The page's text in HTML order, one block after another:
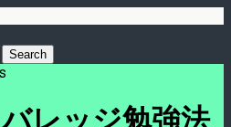
レッジ勉強法